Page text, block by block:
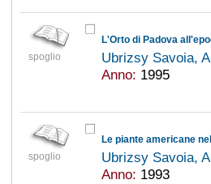
spoglio
L'Orto di Padova
Ubrizsy Savoia,
Anno: 1995
spoglio
Le piante americane
Ubrizsy Savoia,
Anno: 1993